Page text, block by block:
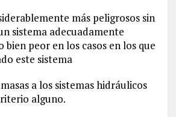
más peligrosos sin
sistema adecuadamente
peor en los casos en los que
este sistema
a los sistemas hidráulicos
alguno.